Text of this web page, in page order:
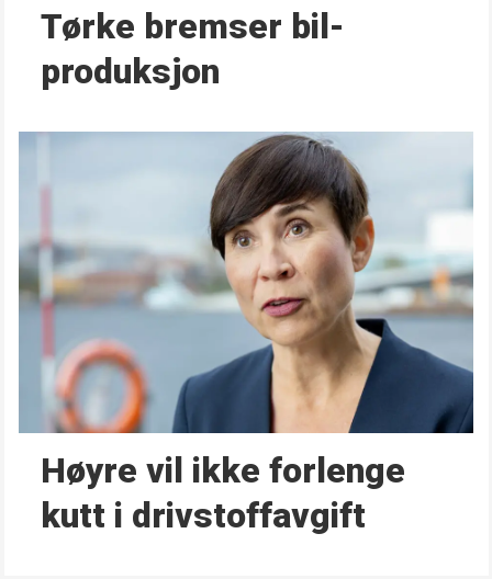
Tørke bremser bil­
produksjon
Høyre vil ikke forlenge
kutt i drivstoffavgift